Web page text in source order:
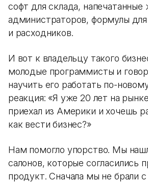
софт для склада, напечатанные
администраторов, формулы для
и расходников.
И вот к владельцу такого
молодые программисты и
научить его работать по-
реакция: «Я уже 20 лет на
приехал из Америки и хочешь
как вести бизнес?»
Нам помогло упорство. Мы
салонов, которые согласились
продукт. Сначала мы не брали с